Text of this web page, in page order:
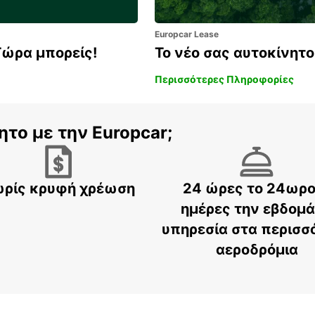
μπορείς!
Europcar Lease
Το νέο σας
Περισσότερες Πληροφορίες
με την Europcar;
κρυφή χρέωση
24 ώρες το
ημέρες την
υπηρεσία στα
αεροδρόμια